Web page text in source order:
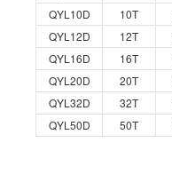
QYL10D
10T
QYL12D
12T
QYL16D
16T
QYL20D
20T
QYL32D
32T
QYL50D
50T